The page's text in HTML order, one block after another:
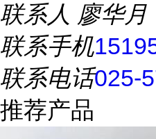
联系人 廖华月
联系手机
联系电话025-
推荐产品